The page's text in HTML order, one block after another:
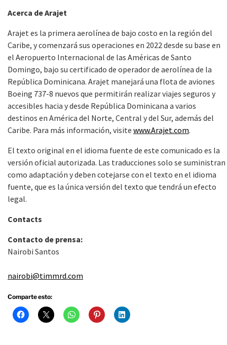
Acerca de Arajet
Arajet es la primera aerolínea de bajo costo en la región del
Caribe, y comenzará sus operaciones en 2022 desde su base en
el Aeropuerto Internacional de las Américas de Santo
Domingo, bajo su certificado de operador de aerolínea de la
República Dominicana. Arajet manejará una flota de aviones
Boeing 737-8 nuevos que permitirán realizar viajes seguros y
accesibles hacia y desde República Dominicana a varios
destinos en América del Norte, Central y del Sur, además del
Caribe. Para más información, visite www.Arajet.com.
El texto original en el idioma fuente de este comunicado es la
versión oficial autorizada. Las traducciones solo se suministran
como adaptación y deben cotejarse con el texto en el idioma
fuente, que es la única versión del texto que tendrá un efecto
legal.
Contacts
Contacto de prensa:
Nairobi Santos
nairobi@timmrd.com
Comparte esto: